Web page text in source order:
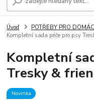
Úvod POTŘEBY PRO
Kompletní sada péče pro psy
Kompletní
Tresky &
Novinka